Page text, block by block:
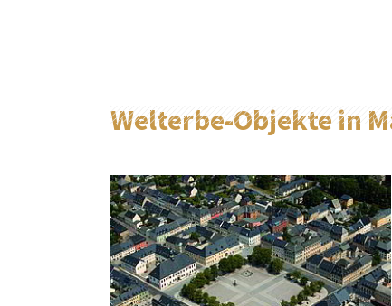
Welterbe-Objekte in